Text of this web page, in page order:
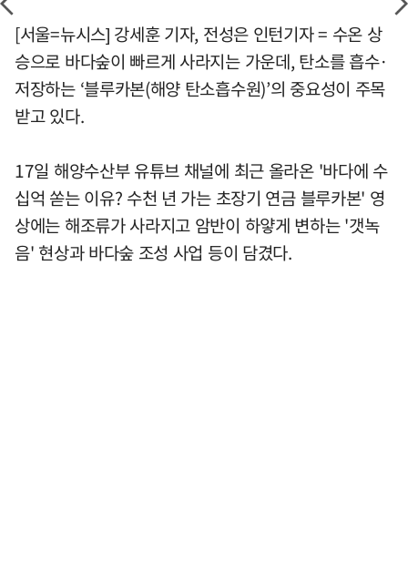
[서울=뉴시스] 강세훈 기자, 전성은 인턴기자 = 수온 상
승으로 바다숲이 빠르게 사라지는 가운데, 탄소를 흡수·
저장하는 ‘블루카본(해양 탄소흡수원)’의 중요성이 주목
받고 있다.
17일 해양수산부 유튜브 채널에 최근 올라온 '바다에 수
십억 쏟는 이유? 수천 년 가는 초장기 연금 블루카본' 영
상에는 해조류가 사라지고 암반이 하얗게 변하는 '갯녹
음' 현상과 바다숲 조성 사업 등이 담겼다.